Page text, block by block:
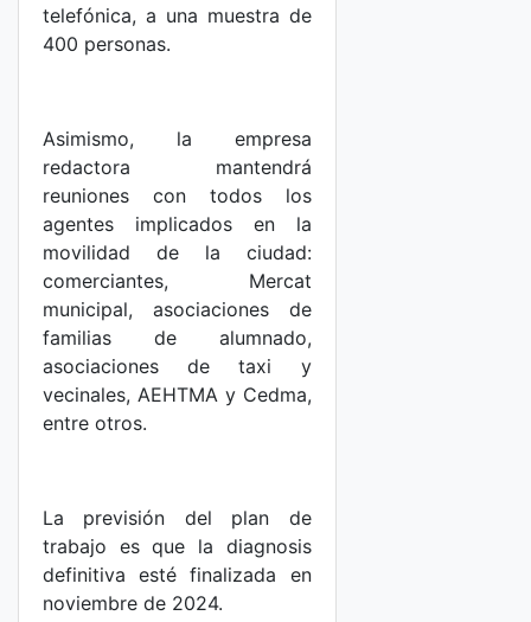
telefónica, a una muestra de
400 personas.
Asimismo, la empresa
redactora mantendrá
reuniones con todos los
agentes implicados en la
movilidad de la ciudad:
comerciantes, Mercat
municipal, asociaciones de
familias de alumnado,
asociaciones de taxi y
vecinales, AEHTMA y Cedma,
entre otros.
La previsión del plan de
trabajo es que la diagnosis
definitiva esté finalizada en
noviembre de 2024.